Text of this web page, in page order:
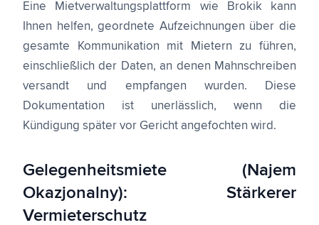
Eine Mietverwaltungsplattform wie Brokik kann
Ihnen helfen, geordnete Aufzeichnungen über die
gesamte Kommunikation mit Mietern zu führen,
einschließlich der Daten, an denen Mahnschreiben
versandt und empfangen wurden. Diese
Dokumentation ist unerlässlich, wenn die
Kündigung später vor Gericht angefochten wird.
Gelegenheitsmiete (Najem
Okazjonalny): Stärkerer
Vermieterschutz